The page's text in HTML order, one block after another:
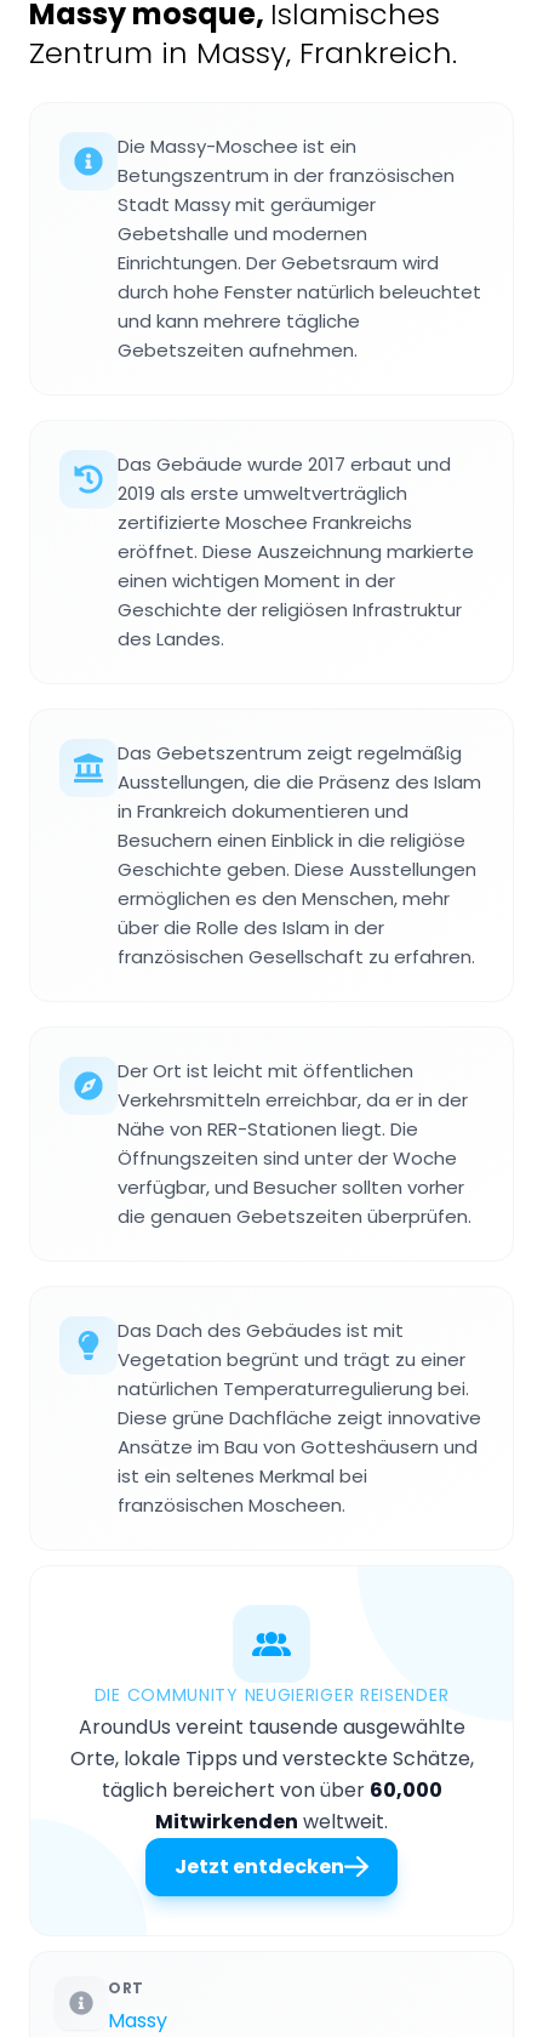
Massy mosque, Islamisches
Zentrum in Massy, Frankreich.
Die Massy-Moschee ist ein
Betungszentrum in der französischen
Stadt Massy mit geräumiger
Gebetshalle und modernen
Einrichtungen. Der Gebetsraum wird
durch hohe Fenster natürlich beleuchtet
und kann mehrere tägliche
Gebetszeiten aufnehmen.
Das Gebäude wurde 2017 erbaut und
2019 als erste umweltverträglich
zertifizierte Moschee Frankreichs
eröffnet. Diese Auszeichnung markierte
einen wichtigen Moment in der
Geschichte der religiösen Infrastruktur
des Landes.
Das Gebetszentrum zeigt regelmäßig
Ausstellungen, die die Präsenz des Islam
in Frankreich dokumentieren und
Besuchern einen Einblick in die religiöse
Geschichte geben. Diese Ausstellungen
ermöglichen es den Menschen, mehr
über die Rolle des Islam in der
französischen Gesellschaft zu erfahren.
Der Ort ist leicht mit öffentlichen
Verkehrsmitteln erreichbar, da er in der
Nähe von RER-Stationen liegt. Die
Öffnungszeiten sind unter der Woche
verfügbar, und Besucher sollten vorher
die genauen Gebetszeiten überprüfen.
Das Dach des Gebäudes ist mit
Vegetation begrünt und trägt zu einer
natürlichen Temperaturregulierung bei.
Diese grüne Dachfläche zeigt innovative
Ansätze im Bau von Gotteshäusern und
ist ein seltenes Merkmal bei
französischen Moscheen.
DIE COMMUNITY NEUGIERIGER REISENDER
AroundUs vereint tausende ausgewählte
Orte, lokale Tipps und versteckte Schätze,
täglich bereichert von über 60,000
Mitwirkenden weltweit.
Jetzt entdecken
ORT
Massy